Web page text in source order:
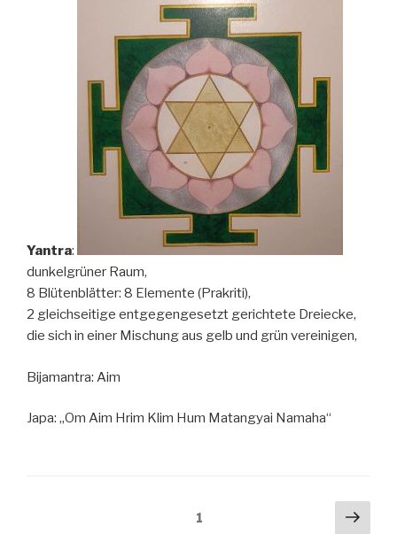
Yantra:
dunkelgrüner Raum,
8 Blütenblätter: 8 Elemente (Prakriti),
2 gleichseitige entgegengesetzt gerichtete Dreiecke,
die sich in einer Mischung aus gelb und grün vereinigen,
Bijamantra: Aim
Japa: „Om Aim Hrim Klim Hum Matangyai Namaha“
Seitennummerierung1